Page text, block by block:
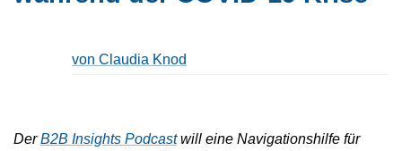
von Claudia Knod
DerB2B Insights Podcastwill eine Navigationshilfe für